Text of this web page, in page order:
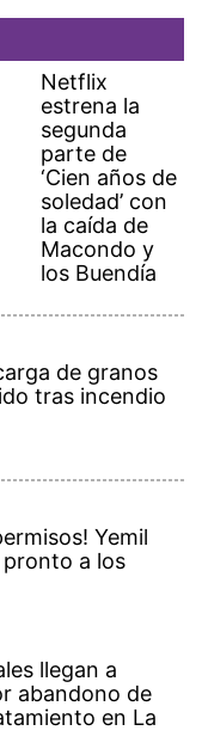
Netflix
estrena la
segunda
parte de
‘Cien años de
soledad’ con
la caída de
Macondo y
los Buendía
de granos
tras incendio
Yemil
a los
llegan a
abandono de
en La